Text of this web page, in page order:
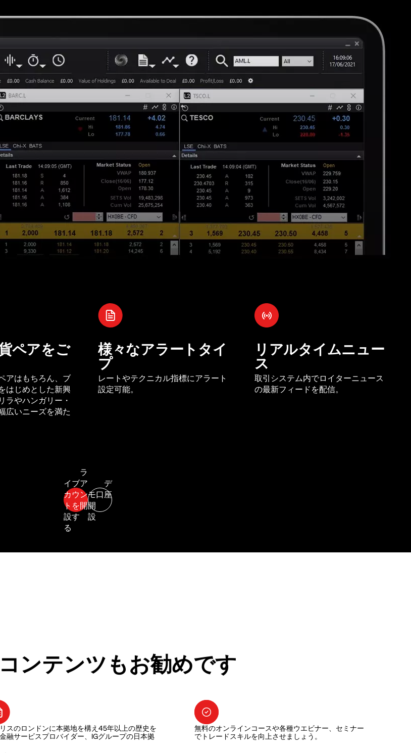
ペアをご
アはもちろん、ブ
はじめとした新興
ラやハンガリー・
広いニーズを満た
様々なアラートタイ
プ
レートやテクニカル指標にアラート
設定可能。
リアルタイムニュー
ス
取引システム内でロイターニュース
の最新フィードを配信。
ンテンツもお勧めです
スのロンドンに本拠地を構え45年以上の歴史を
融サービスプロバイダー、IGグループの日本拠
無料のオンラインコースや各種ウエビナー、セミナー
でトレードスキルを向上させましょう。